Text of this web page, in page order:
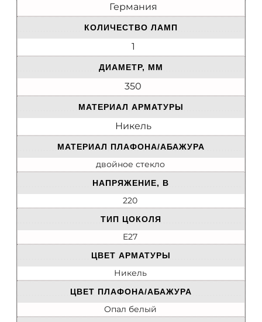
Германия
КОЛИЧЕСТВО ЛАМП
1
ДИАМЕТР, ММ
350
МАТЕРИАЛ АРМАТУРЫ
Никель
МАТЕРИАЛ ПЛАФОНА/АБАЖУРА
двойное стекло
НАПРЯЖЕНИЕ, В
220
ТИП ЦОКОЛЯ
E27
ЦВЕТ АРМАТУРЫ
Никель
ЦВЕТ ПЛАФОНА/АБАЖУРА
Опал белый